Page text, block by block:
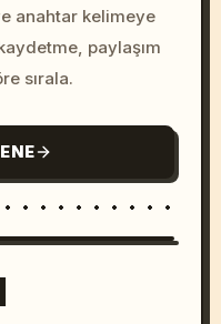
anahtar kelimeye
paylaşım
sırala.